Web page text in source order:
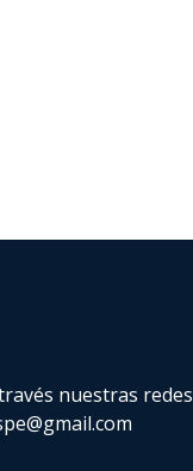
nuestras redes